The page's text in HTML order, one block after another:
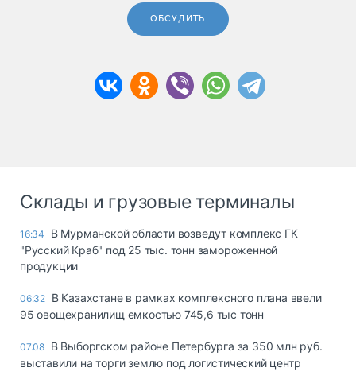
ОБСУДИТЬ
Склады и грузовые терминалы
16:34
В Мурманской области возведут комплекс ГК
"Русский Краб" под 25 тыс. тонн замороженной
продукции
06:32 В Казахстане в рамках комплексного плана ввели
95 овощехранилищ емкостью 745,6 тыс тонн
07.08 В Выборгском районе Петербурга за 350 млн руб.
выставили на торги землю под логистический центр